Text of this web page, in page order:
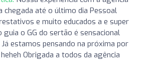
chegada até o último dia Pessoal
e muito educados a e super
o GG do sertão é sensacional
estamos pensando na próxima por
Obrigada a todos da agência